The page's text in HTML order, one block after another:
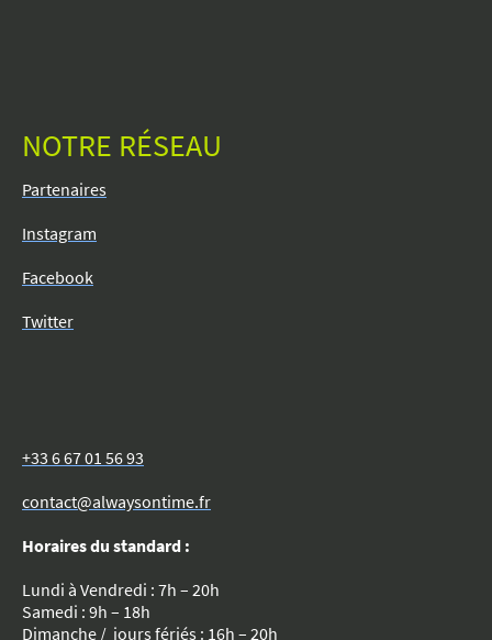
NOTRE RÉSEAU
Partenaires
Instagram
Facebook
Twitter
+33 6 67 01 56 93
contact@alwaysontime.fr
Horaires du standard :
Lundi à Vendredi : 7h – 20h
Samedi : 9h – 18h
Dimanche / jours fériés : 16h – 20h